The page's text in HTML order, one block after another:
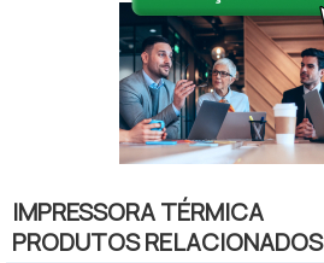
IMPRESSORA TÉRMICA
PRODUTOS RELACIONADOS